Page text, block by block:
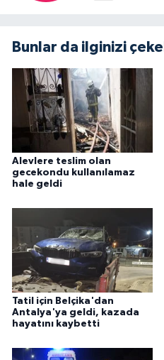
Bunlar da ilginizi
Alevlere teslim olan
gecekondu kullanılamaz
hale geldi
Tatil için Belçika'dan
Antalya'ya geldi, kazada
hayatını kaybetti